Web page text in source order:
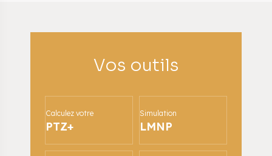
Vos outils
Calculez votre
PTZ+
Simulation
LMNP